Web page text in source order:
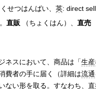
せつはんばい、 英: direct
。 直販 （ちょくはん） 直売
ネスにおいて、商品は「生
費者の手に届く（詳細は流通
ない形を取る。すなわち、